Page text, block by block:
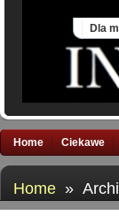
Dla
Home Ciekawe
Home »